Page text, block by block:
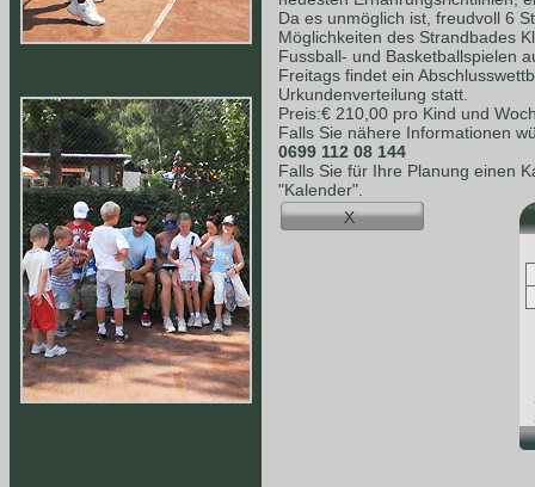
Da es unmöglich ist, freudvoll 6
Möglichkeiten des Strandbades
Fussball- und Basketballspielen
Freitags findet ein
Urkundenverteilung statt.
Preis:€ 210,00 pro Kind und
Falls Sie nähere Informationen
0699 112 08 144
Falls Sie für Ihre Planung einen
"Kalender".